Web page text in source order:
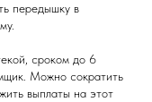
передышку в
сроком до 6
Можно сократить
выплаты на этот